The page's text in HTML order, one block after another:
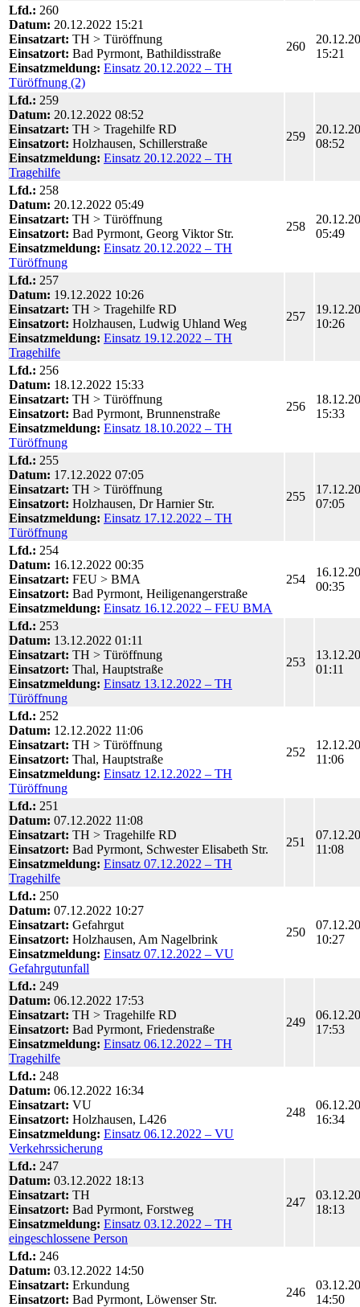
Lfd.: 260
Datum: 20.12.2022 15:21
Einsatzart: TH > Türöffnung
Einsatzort: Bad Pyrmont, Bathildisstraße
Einsatzmeldung: Einsatz 20.12.2022 – TH
Türöffnung (2)
260
15:21
Lfd.: 259
Datum: 20.12.2022 08:52
Einsatzart: TH > Tragehilfe RD
Einsatzort: Holzhausen, Schillerstraße
Einsatzmeldung: Einsatz 20.12.2022 – TH
Tragehilfe
259
08:52
Lfd.: 258
Datum: 20.12.2022 05:49
Einsatzart: TH > Türöffnung
Einsatzort: Bad Pyrmont, Georg Viktor Str.
Einsatzmeldung: Einsatz 20.12.2022 – TH
Türöffnung
258
05:49
Lfd.: 257
Datum: 19.12.2022 10:26
Einsatzart: TH > Tragehilfe RD
Einsatzort: Holzhausen, Ludwig Uhland Weg
Einsatzmeldung: Einsatz 19.12.2022 – TH
Tragehilfe
257
10:26
Lfd.: 256
Datum: 18.12.2022 15:33
Einsatzart: TH > Türöffnung
Einsatzort: Bad Pyrmont, Brunnenstraße
Einsatzmeldung: Einsatz 18.10.2022 – TH
Türöffnung
256
15:33
Lfd.: 255
Datum: 17.12.2022 07:05
Einsatzart: TH > Türöffnung
Einsatzort: Holzhausen, Dr Harnier Str.
Einsatzmeldung: Einsatz 17.12.2022 – TH
Türöffnung
255
07:05
Lfd.: 254
Datum: 16.12.2022 00:35
Einsatzart: FEU > BMA
Einsatzort: Bad Pyrmont, Heiligenangerstraße
Einsatzmeldung: Einsatz 16.12.2022 – FEU BMA
254
00:35
Lfd.: 253
Datum: 13.12.2022 01:11
Einsatzart: TH > Türöffnung
Einsatzort: Thal, Hauptstraße
Einsatzmeldung: Einsatz 13.12.2022 – TH
Türöffnung
253
01:11
Lfd.: 252
Datum: 12.12.2022 11:06
Einsatzart: TH > Türöffnung
Einsatzort: Thal, Hauptstraße
Einsatzmeldung: Einsatz 12.12.2022 – TH
Türöffnung
252
11:06
Lfd.: 251
Datum: 07.12.2022 11:08
Einsatzart: TH > Tragehilfe RD
Einsatzort: Bad Pyrmont, Schwester Elisabeth Str.
Einsatzmeldung: Einsatz 07.12.2022 – TH
Tragehilfe
251
11:08
Lfd.: 250
Datum: 07.12.2022 10:27
Einsatzart: Gefahrgut
Einsatzort: Holzhausen, Am Nagelbrink
Einsatzmeldung: Einsatz 07.12.2022 – VU
Gefahrgutunfall
250
10:27
Lfd.: 249
Datum: 06.12.2022 17:53
Einsatzart: TH > Tragehilfe RD
Einsatzort: Bad Pyrmont, Friedenstraße
Einsatzmeldung: Einsatz 06.12.2022 – TH
Tragehilfe
249
17:53
Lfd.: 248
Datum: 06.12.2022 16:34
Einsatzart: VU
Einsatzort: Holzhausen, L426
Einsatzmeldung: Einsatz 06.12.2022 – VU
Verkehrssicherung
248
16:34
Lfd.: 247
Datum: 03.12.2022 18:13
Einsatzart: TH
Einsatzort: Bad Pyrmont, Forstweg
Einsatzmeldung: Einsatz 03.12.2022 – TH
eingeschlossene Person
247
18:13
Lfd.: 246
Datum: 03.12.2022 14:50
Einsatzart: Erkundung
Einsatzort: Bad Pyrmont, Löwenser Str.
246
14:50